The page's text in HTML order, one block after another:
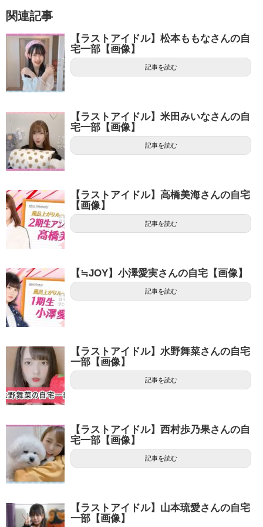
関連記事
【ラストアイドル】松本ももなさんの自
宅一部【画像】
記事を読む
【ラストアイドル】米田みいなさんの自
宅一部【画像】
記事を読む
【ラストアイドル】高橋美海さんの自宅
【画像】
記事を読む
【≒JOY】小澤愛実さんの自宅【画像】
記事を読む
【ラストアイドル】水野舞菜さんの自宅
一部【画像】
記事を読む
【ラストアイドル】西村歩乃果さんの自
宅一部【画像】
記事を読む
【ラストアイドル】山本琉愛さんの自宅
一部【画像】